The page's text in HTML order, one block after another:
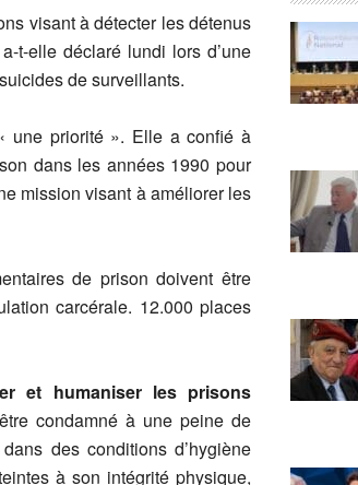
visant à détecter les détenus
t-elle déclaré lundi lors d’une
de surveillants.
une priorité ». Elle a confié à
dans les années 1990 pour
mission visant à améliorer les
de prison doivent être
carcérale. 12.000 places
et humaniser les prisons
condamné à une peine de
des conditions d’hygiène
à son intégrité physique,